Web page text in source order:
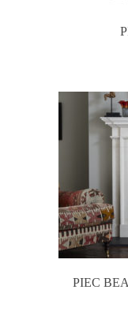
PIEC